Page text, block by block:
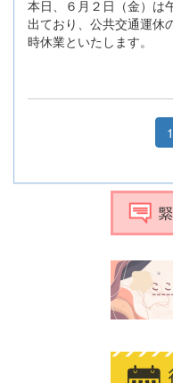
本日、６月２日（金）は
出ており、公共交通運休
時休業といたします。
1